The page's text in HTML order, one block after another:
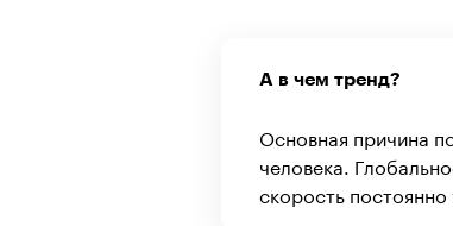
А в чем тренд?
Основная причина
человека.
скорость постоянно